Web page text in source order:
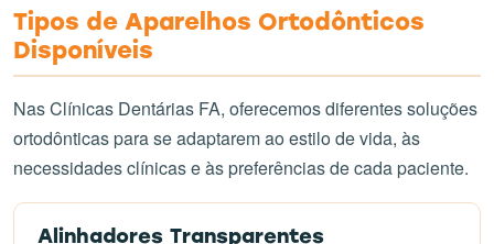
Tipos de Aparelhos Ortodônticos
Disponíveis
Nas Clínicas Dentárias FA, oferecemos diferentes soluções
ortodônticas para se adaptarem ao estilo de vida, às
necessidades clínicas e às preferências de cada paciente.
Alinhadores Transparentes